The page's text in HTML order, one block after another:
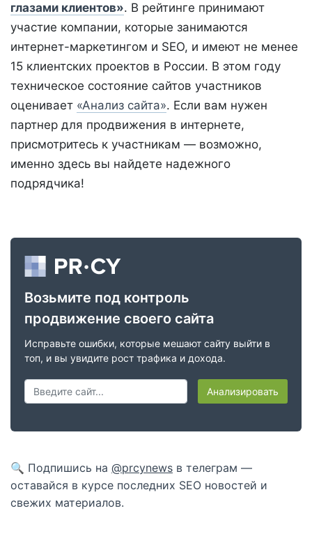
глазами клиентов». В рейтинге принимают
участие компании, которые занимаются
интернет-маркетингом и SEO, и имеют не менее
15 клиентских проектов в России. В этом году
техническое состояние сайтов участников
оценивает «Анализ сайта». Если вам нужен
партнер для продвижения в интернете,
присмотритесь к участникам — возможно,
именно здесь вы найдете надежного
подрядчика!
Возьмите под контроль
продвижение своего сайта
Исправьте ошибки, которые мешают сайту выйти в
топ, и вы увидите рост трафика и дохода.
Анализировать
🔍 Подпишись на @prcynews в телеграм —
оставайся в курсе последних SEO новостей и
свежих материалов.